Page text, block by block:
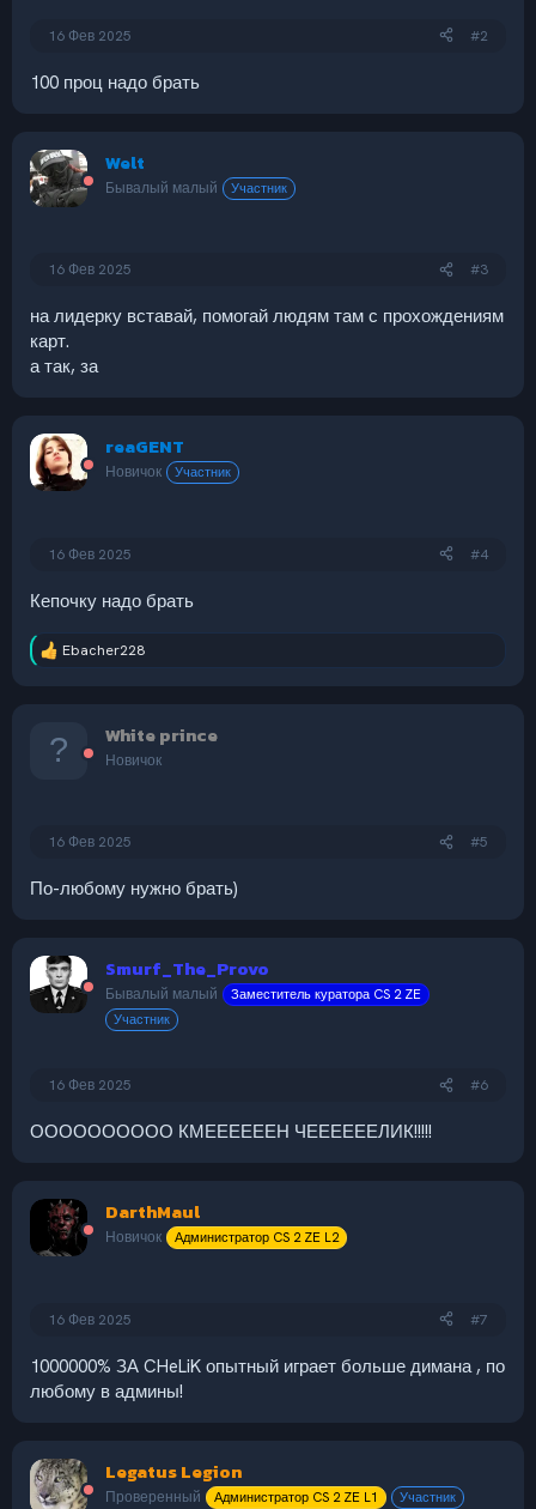
16 Фев 2025 #2
100 проц надо брать
Welt
Бывалый малый Участник
16 Фев 2025 #3
на лидерку вставай, помогай людям там с прохождениям
карт.
а так, за
reaGENT
Новичок Участник
16 Фев 2025 #4
Кепочку надо брать
Р
Ebacher228
White prince
Новичок
16 Фев 2025 #5
По-любому нужно брать)
Smurf_The_Provo
Бывалый малый
Заместитель куратора CS 2 ZE
Участник
16 Фев 2025 #6
ОООООООООО КМЕЕЕЕЕЕН ЧЕЕЕЕЕЕЛИК!!!!!
DarthMaul
Новичок Администратор CS 2 ZE L2
16 Фев 2025 #7
1000000% ЗА CHeLiK опытный играет больше димана , по
любому в админы!
Legatus Legion
Проверенный Администратор CS 2 ZE L1 Участник